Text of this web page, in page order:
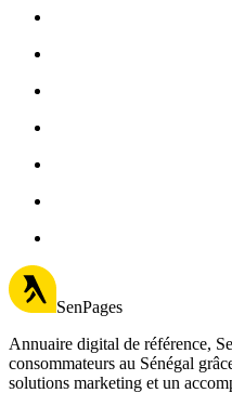
SenPages
Annuaire digital de référence,
consommateurs au Sénégal
solutions marketing et un